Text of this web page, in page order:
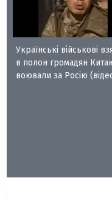
Українські військові
в полон громадян
воювали за Росію